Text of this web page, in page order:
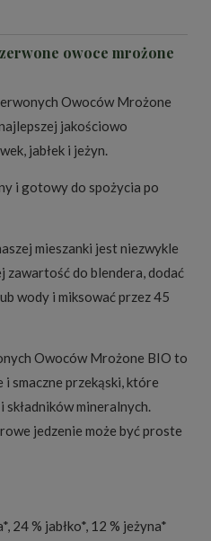
owoce mrożone
Owoców Mrożone
jakościowo
jabłek i jeżyn.
i gotowy do spożycia po
mieszanki jest niezwykle
do blendera, dodać
wody i miksować przez 45
Owoców Mrożone BIO to
i smaczne przekąski, które
mineralnych.
jedzenie może być proste
24 % jabłko*, 12 % jeżyna*